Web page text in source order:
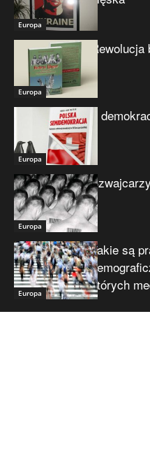
Europa
Europa
Europa
Z
Europa
Europa
Jakie są
których